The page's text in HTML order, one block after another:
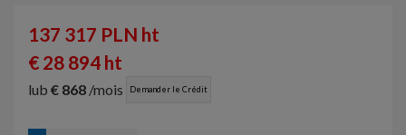
137 317 PLN ht
€ 28 894 ht
lub € 868 /mois Demander le Crédit